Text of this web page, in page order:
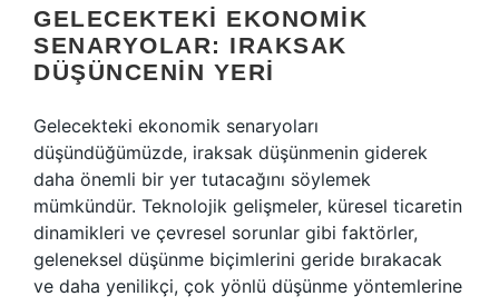
GELECEKTEKI EKONOMIK
SENARYOLAR: IRAKSAK
DÜŞÜNCENIN YERI
Gelecekteki ekonomik senaryoları
düşündüğümüzde, iraksak düşünmenin giderek
daha önemli bir yer tutacağını söylemek
mümkündür. Teknolojik gelişmeler, küresel ticaretin
dinamikleri ve çevresel sorunlar gibi faktörler,
geleneksel düşünme biçimlerini geride bırakacak
ve daha yenilikçi, çok yönlü düşünme yöntemlerine